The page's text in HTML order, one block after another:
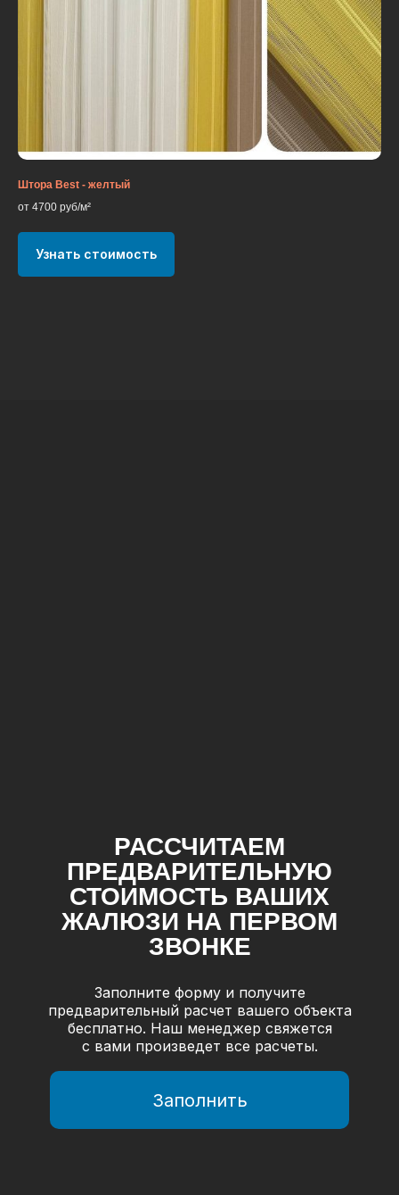
Штора Best - желтый
от 4700 руб/м²
Узнать стоимость
РАССЧИТАЕМ
ПРЕДВАРИТЕЛЬНУЮ
СТОИМОСТЬ ВАШИХ
ЖАЛЮЗИ НА ПЕРВОМ
ЗВОНКЕ
Заполните форму и получите
предварительный расчет вашего объекта
бесплатно. Наш менеджер свяжется
с вами произведет все расчеты.
Заполнить